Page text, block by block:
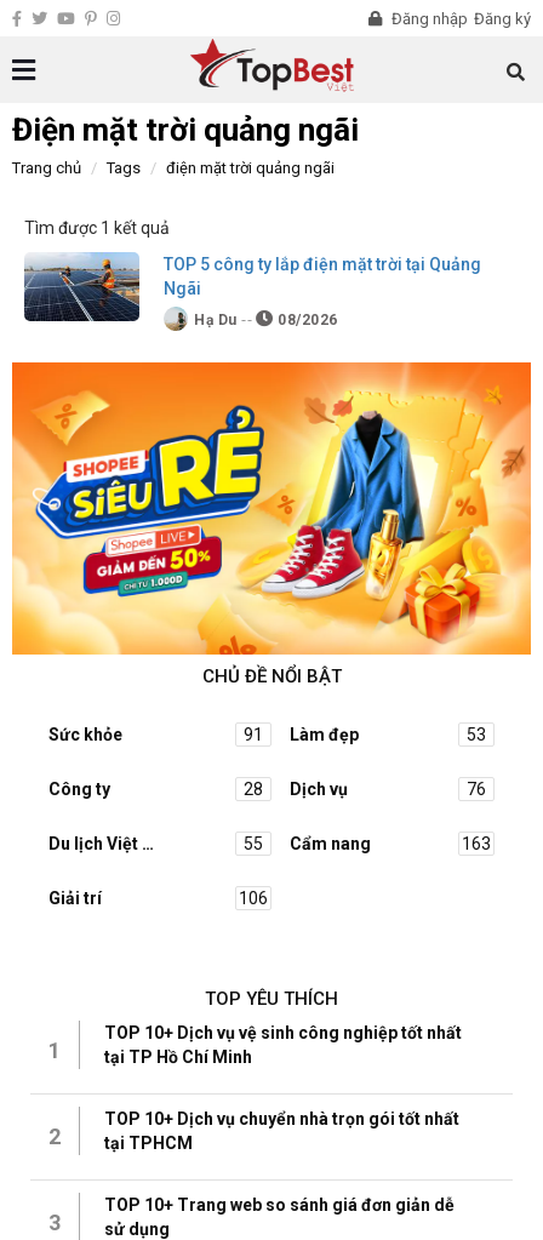
Đăng nhập Đăng ký
Điện mặt trời quảng ngãi
Trang chủ Tags điện mặt trời quảng ngãi
Tìm được 1 kết quả
TOP 5 công ty lắp điện mặt trời tại Quảng
Ngãi
Hạ Du 08/2026
CHỦ ĐỀ NỔI BẬT
Sức khỏe 91 Làm đẹp 53
Công ty 28 Dịch vụ 76
Du lịch Việt Nam 55 Cẩm nang 163
Giải trí 106
TOP YÊU THÍCH
1
TOP 10+ Dịch vụ vệ sinh công nghiệp tốt nhất
tại TP Hồ Chí Minh
2
TOP 10+ Dịch vụ chuyển nhà trọn gói tốt nhất
tại TPHCM
3
TOP 10+ Trang web so sánh giá đơn giản dễ
sử dụng